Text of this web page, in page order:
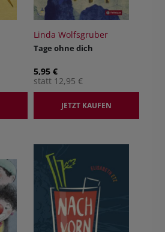
Linda Wolfsgruber
Tage ohne dich
5,95 €
statt 12,95 €
JETZT KAUFEN